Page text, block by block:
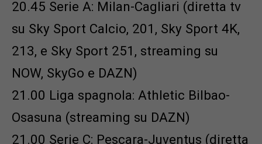
20.45 Serie A: Milan-Cagliari (diretta tv
su Sky Sport Calcio, 201, Sky Sport 4K,
213, e Sky Sport 251, streaming su
NOW, SkyGo e DAZN)
21.00 Liga spagnola: Athletic Bilbao-
Osasuna (streaming su DAZN)
21.00 Serie C: Pescara-Juventus (diretta